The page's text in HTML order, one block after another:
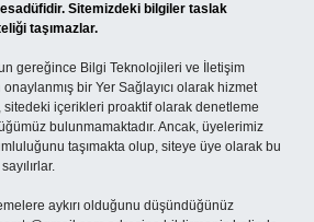
Sitemizdeki bilgiler taslak
taşımazlar.
gereğince Bilgi Teknolojileri ve İletişim
bir Yer Sağlayıcı olarak hizmet
içerikleri proaktif olarak denetleme
bulunmamaktadır. Ancak, üyelerimiz
taşımakta olup, siteye üye olarak bu
aykırı olduğunu düşündüğünüz